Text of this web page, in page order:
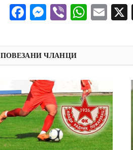
Facebook
Messenger
Viber
ПОВЕЗАНИ ЧЛАНЦИ